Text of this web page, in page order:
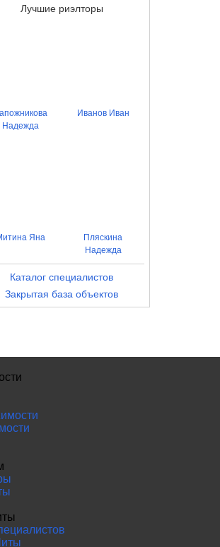
Лучшие риэлторы
Надежда
Иванов Иван
Яна
Пляскина
Надежда
Каталог специалистов
Закрытая база объектов